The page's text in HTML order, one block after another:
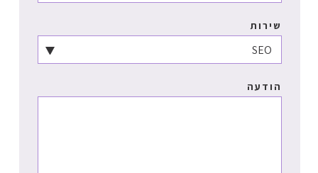
שירות
הודעה